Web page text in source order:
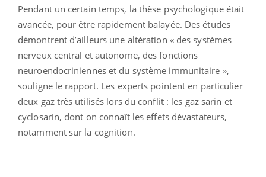
Pendant un certain temps, la thèse psychologique était
avancée, pour être rapidement balayée. Des études
démontrent d’ailleurs une altération « des systèmes
nerveux central et autonome, des fonctions
neuroendocriniennes et du système immunitaire »,
souligne le rapport. Les experts pointent en particulier
deux gaz très utilisés lors du conflit : les gaz sarin et
cyclosarin, dont on connaît les effets dévastateurs,
notamment sur la cognition.